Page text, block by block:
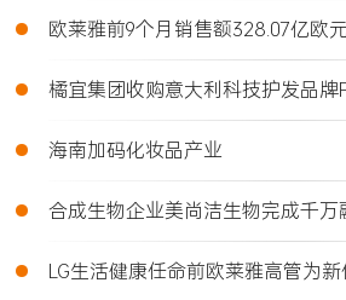
• 欧莱雅前9个月销售额328.07亿欧元
• 橘宜集团收购意大利科技护发品
• 海南加码化妆品产业
• 合成生物企业美尚洁生物完成千万
• LG生活健康任命前欧莱雅高管为新